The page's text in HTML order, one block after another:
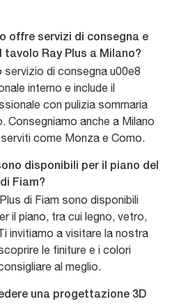
offre servizi di consegna e
tavolo Ray Plus a Milano?
servizio di consegna u00e8
interno e include il
con pulizia sommaria
Consegniamo anche a Milano
come Monza e Como.
disponibili per il piano del
Fiam?
di Fiam sono disponibili
il piano, tra cui legno, vetro,
invitiamo a visitare la nostra
le finiture e i colori
al meglio.
una progettazione 3D